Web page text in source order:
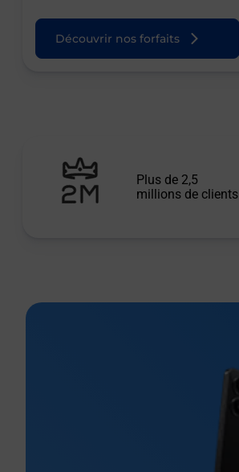
Découvrir nos forfaits
Plus de 2,5
millions de clients